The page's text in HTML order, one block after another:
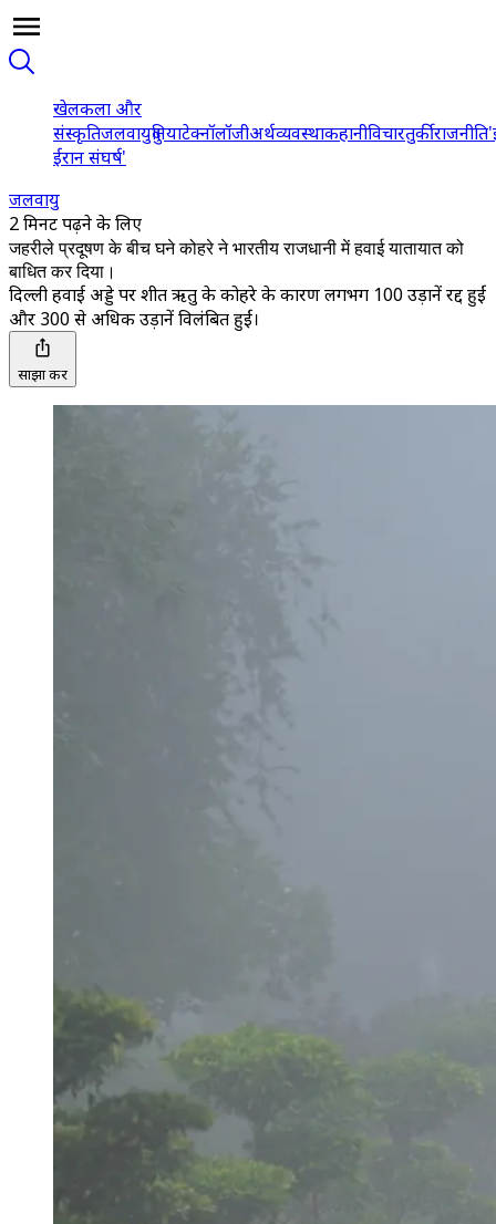
खेलकला और
संस्कृतिजलवायुदुनियाटेक्नॉलॉजीअर्थव्यवस्थाकहानीविचारतुर्कीराजनीति
ईरान संघर्ष'
जलवायु
2 मिनट पढ़ने के लिए
जहरीले प्रदूषण के बीच घने कोहरे ने भारतीय राजधानी में हवाई यातायात को
बाधित कर दिया।
दिल्ली हवाई अड्डे पर शीत ऋतु के कोहरे के कारण लगभग 100 उड़ानें रद्द हुईं
और 300 से अधिक उड़ानें विलंबित हुईं।
साझा करें